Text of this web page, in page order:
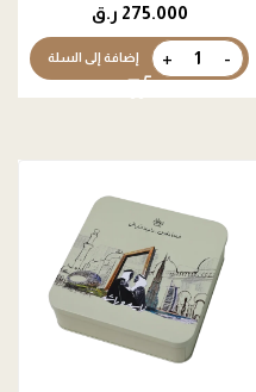
275.000 ر.ق
إضافة إلى السلة